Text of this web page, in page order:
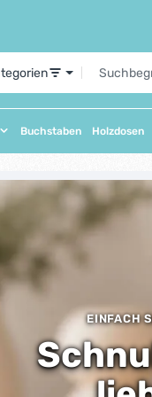
Buchstaben Holzdosen
EINFACH